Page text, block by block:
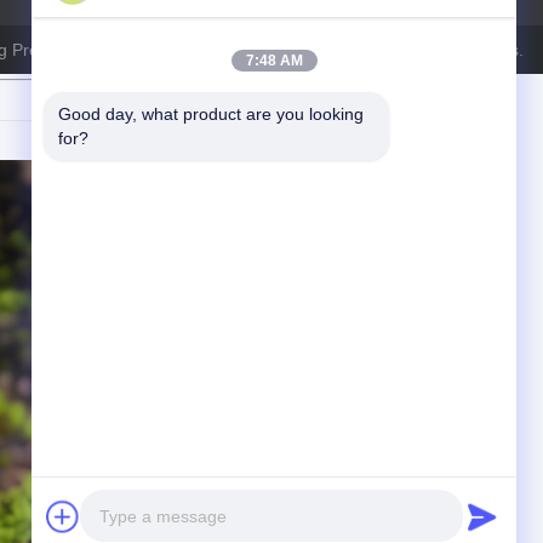
de fuite
une réduction des temps d'arrêt.
économisant des milliers de pertes
en évidence des détails techniques
Machinery (Shanghai) Co., Ltd. . Tous Droites réservées.
7:48 AM
Good day, what product are you looking
for?